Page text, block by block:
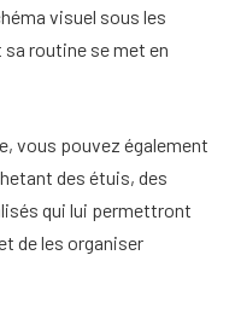
visuel sous les
routine se met en
vous pouvez également
des étuis, des
qui lui permettront
de les organiser